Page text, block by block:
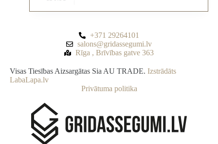
+371 29264101
salons@gridassegumi.lv
Rīga , Brīvības gatve 363
Visas Tiesības Aizsargātas Sia AU TRADE. Izstrādāts
LabaLapa.lv
Privātuma politika